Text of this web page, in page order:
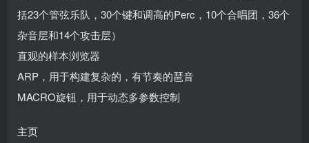
括23个管弦乐队，30个键和调高的Perc，10个合唱团，36个
杂音层和14个攻击层）
直观的样本浏览器
ARP，用于构建复杂的，有节奏的琶音
MACRO旋钮，用于动态多参数控制
主页